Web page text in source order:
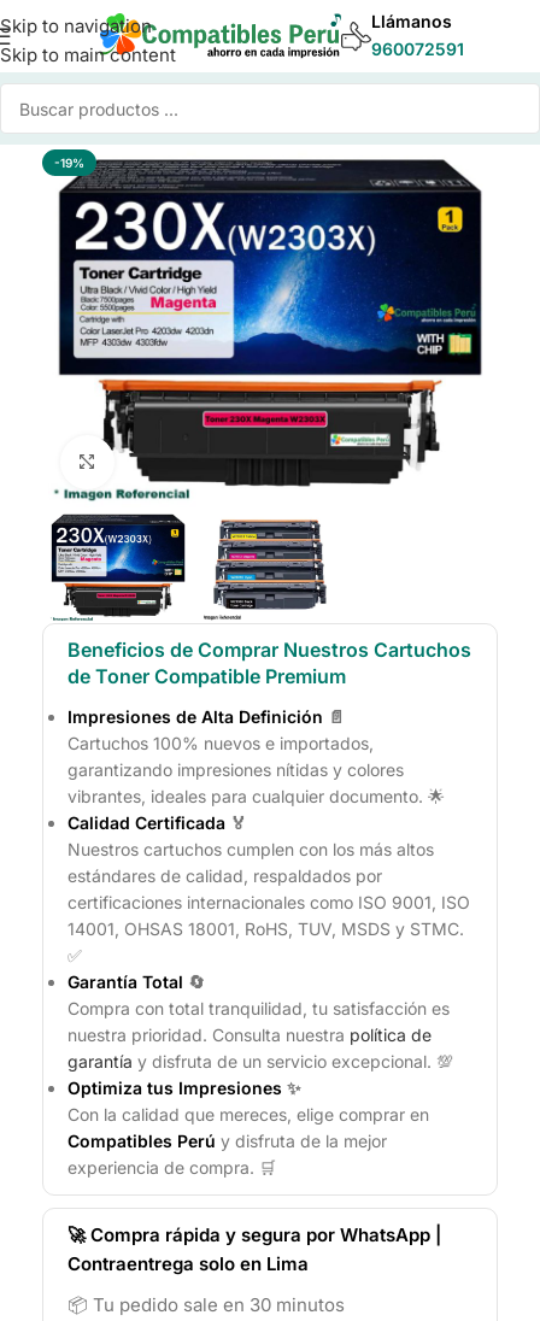
Skip to navigation
Skip to main content
Llámanos
960072591
Inicio/Toner para Impresoras/Toner Compatible HP
-19%
Click to enlarge
Beneficios de Comprar Nuestros Cartuchos
de Toner Compatible Premium
Impresiones de Alta Definición 📄
Cartuchos 100% nuevos e importados,
garantizando impresiones nítidas y colores
vibrantes, ideales para cualquier documento. 🌟
Calidad Certificada 🏅
Nuestros cartuchos cumplen con los más altos
estándares de calidad, respaldados por
certificaciones internacionales como ISO 9001, ISO
14001, OHSAS 18001, RoHS, TUV, MSDS y STMC.
✅
Garantía Total 🔄
Compra con total tranquilidad, tu satisfacción es
nuestra prioridad. Consulta nuestra política de
garantía y disfruta de un servicio excepcional. 💯
Optimiza tus Impresiones ✨
Con la calidad que mereces, elige comprar en
Compatibles Perú y disfruta de la mejor
experiencia de compra. 🛒
🚀 Compra rápida y segura por WhatsApp |
Contraentrega solo en Lima
📦 Tu pedido sale en 30 minutos